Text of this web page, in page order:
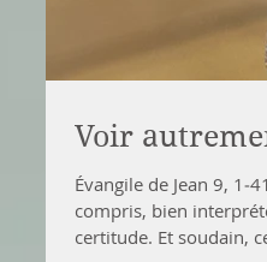
Voir
Évangile de Jean 9,
compris, bien
certitude. Et soudain,